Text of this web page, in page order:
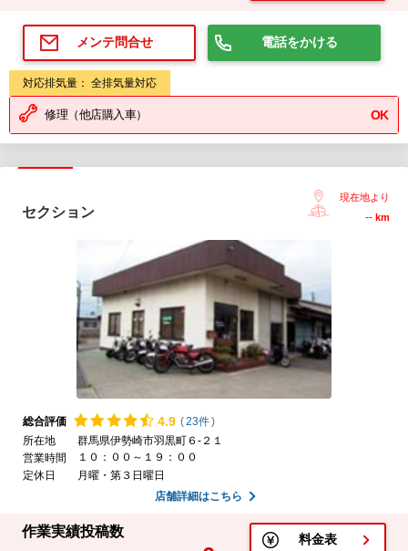
メンテ問合せ 電話をかける
対応排気量： 全排気量対応
修理（他店購入車） OK
セクション
現在地より
-- km
総合評価 4.9 (23件)
所在地
群馬県伊勢崎市羽黒町６-２１
営業時間
１０：００～１９：００
定休日
月曜・第３日曜日
店舗詳細はこちら
作業実績投稿数
料金表